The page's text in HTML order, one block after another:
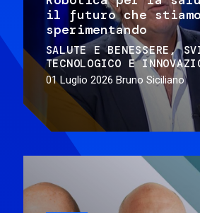
il futuro che stiamo
sperimentando
SALUTE E BENESSERE
TECNOLOGICO E
01 Luglio 2026 Bruno Siciliano